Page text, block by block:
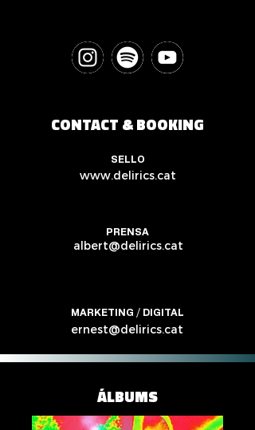
CONTACT & BOOKING
SELLO
www.delirics.cat
PRENSA
albert@delirics.cat
MARKETING / DIGITAL
ernest@delirics.cat
ÁLBUMS